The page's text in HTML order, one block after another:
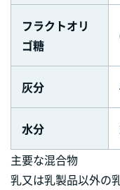
フラクトオリ
ゴ糖
灰分
水分
主要な混合物
乳又は乳製品以外の